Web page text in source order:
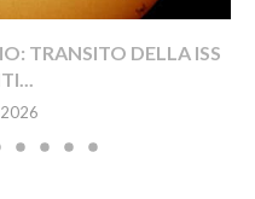
TRANSITO DELLA ISS